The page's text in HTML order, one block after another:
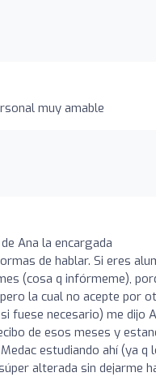
muy amable
Ana la encargada
de hablar. Si eres
(cosa q infórmeme),
la cual no acepte por
fuese necesario) me dijo
de esos meses y
Medac estudiando ahí (ya q
alterada sin dejarme